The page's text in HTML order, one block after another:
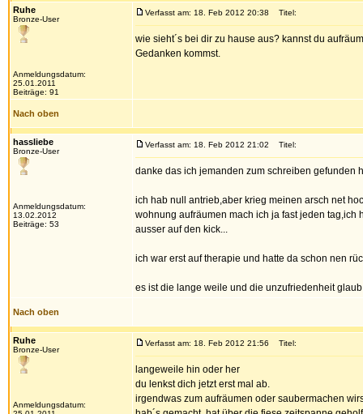
Ruhe
Bronze-User
Anmeldungsdatum:
25.01.2011
Beiträge: 91
Verfasst am: 18. Feb 2012 20:38 Titel:
wie sieht´s bei dir zu hause aus? kannst du
Gedanken kommst.
Nach oben
hassliebe
Bronze-User
Anmeldungsdatum:
13.02.2012
Beiträge: 53
Verfasst am: 18. Feb 2012 21:02 Titel:
danke das ich jemanden zum schreiben gefunden
ich hab null antrieb,aber krieg meinen arsch net
wohnung aufräumen mach ich ja fast jeden tag,ich
ausser auf den kick...
ich war erst auf therapie und hatte da schon nen
es ist die lange weile und die unzufriedenheit
Nach oben
Ruhe
Bronze-User
Anmeldungsdatum:
Verfasst am: 18. Feb 2012 21:56 Titel:
langeweile hin oder her
du lenkst dich jetzt erst mal ab.
irgendwas zum aufräumen oder saubermachen